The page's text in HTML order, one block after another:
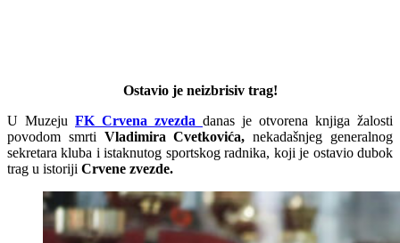
Ostavio je neizbrisiv trag!
U Muzeju FK Crvena zvezda danas je otvorena knjiga žalosti
povodom smrti Vladimira Cvetkovića, nekadašnjeg generalnog
sekretara kluba i istaknutog sportskog radnika, koji je ostavio dubok
trag u istoriji Crvene zvezde.